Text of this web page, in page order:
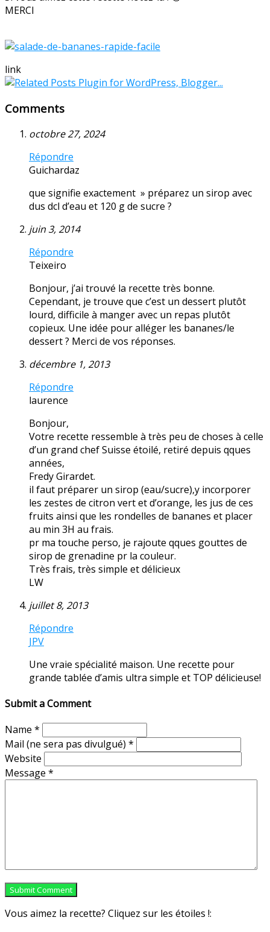
MERCI
link
Comments
octobre 27, 2024
Répondre
Guichardaz
que signifie exactement » préparez un sirop avec
dus dcl d’eau et 120 g de sucre ?
juin 3, 2014
Répondre
Teixeiro
Bonjour, j’ai trouvé la recette très bonne.
Cependant, je trouve que c’est un dessert plutôt
lourd, difficile à manger avec un repas plutôt
copieux. Une idée pour alléger les bananes/le
dessert ? Merci de vos réponses.
décembre 1, 2013
Répondre
laurence
Bonjour,
Votre recette ressemble à très peu de choses à celle
d’un grand chef Suisse étoilé, retiré depuis qques
années,
Fredy Girardet.
il faut préparer un sirop (eau/sucre),y incorporer
les zestes de citron vert et d’orange, les jus de ces
fruits ainsi que les rondelles de bananes et placer
au min 3H au frais.
pr ma touche perso, je rajoute qques gouttes de
sirop de grenadine pr la couleur.
Très frais, très simple et délicieux
LW
juillet 8, 2013
Répondre
JPV
Une vraie spécialité maison. Une recette pour
grande tablée d’amis ultra simple et TOP délicieuse!
Submit a Comment
Name *
Mail (ne sera pas divulgué) *
Website
Message *
Vous aimez la recette? Cliquez sur les étoiles !: